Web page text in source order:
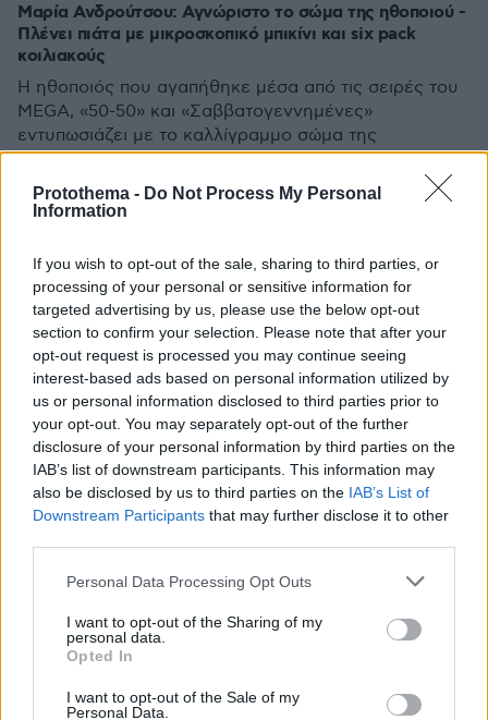
Protothema - Do Not Process My Personal
Information
If you wish to opt-out of the sale, sharing to third parties, or
processing of your personal or sensitive information for
targeted advertising by us, please use the below opt-out
section to confirm your selection. Please note that after your
opt-out request is processed you may continue seeing
interest-based ads based on personal information utilized by
us or personal information disclosed to third parties prior to
your opt-out. You may separately opt-out of the further
disclosure of your personal information by third parties on the
IAB’s list of downstream participants. This information may
also be disclosed by us to third parties on the IAB’s List of
Downstream Participants that may further disclose it to other
Please note that this website/app uses one or more Google
not limited to your visit or usage behaviour. You may click to
grant or deny consent to Google and its third-party tags to
use your data for below specified purposes in below Google
consent section.
Personal Data Processing Opt Outs
I want to opt-out of the Sharing of my
personal data.
Opted In
I want to opt-out of the Sale of my
Personal Data.
Μαρία Ανδρούτσου: Αγνώριστο το σώμα της ηθοποιού -
Πλένει πιάτα με μικροσκοπικό μπικίνι και six pack
κοιλιακούς
Η ηθοποιός που αγαπήθηκε μέσα από τις σειρές του
MEGA, «50-50» και «Σαββατογεννημένες»
εντυπωσιάζει με το καλλίγραμμο σώμα της
Μαρία Ανδρούτσου: H Ξανθίππη του σήριαλ «50 - 50»
26.05.2021, 17:41